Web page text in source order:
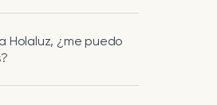
Holaluz, ¿me puedo